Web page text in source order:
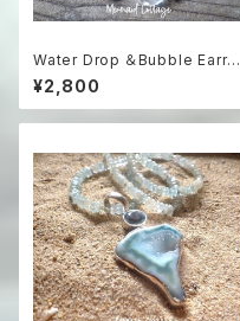
Water Drop ＆Bubble Earrin
gs ドロップガラスと泡沫のピ
アス（イヤリング可）
¥2,800